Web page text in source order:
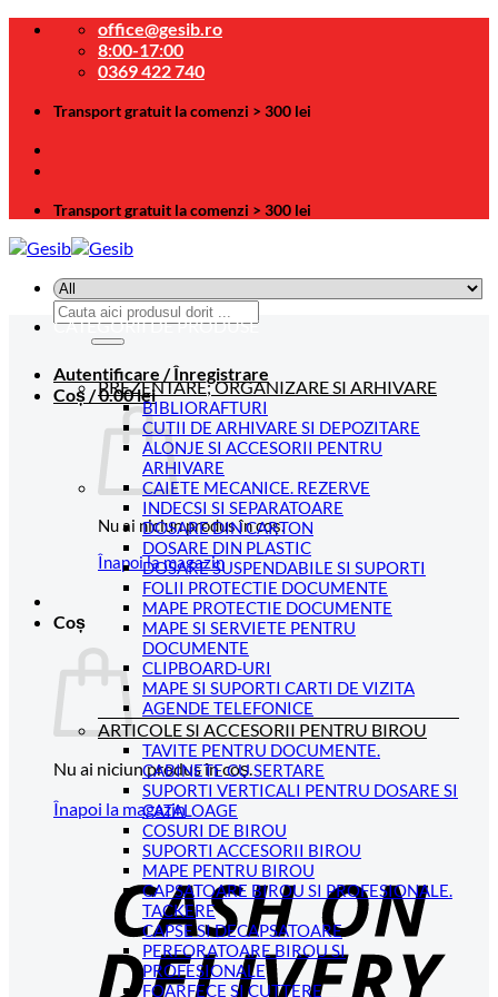
Skip
office@gesib.ro
8:00-17:00
0369 422 740
Transport gratuit la comenzi > 300 lei
Transport gratuit la comenzi > 300 lei
Caută
după:
Autentificare / Înregistrare
Coș /0.00lei
Nu ai niciun produs în coș.
Înapoi la magazin
Coș
Nu ai niciun produs în coș.
Înapoi la magazin
CATEGORII DE PRODUSE
PREZENTARE; ORGANIZARE SI ARHIVARE
BIBLIORAFTURI
CUTII DE ARHIVARE SI DEPOZITARE
ALONJE SI ACCESORII PENTRU
ARHIVARE
CAIETE MECANICE. REZERVE
INDECSI SI SEPARATOARE
DOSARE DIN CARTON
DOSARE DIN PLASTIC
DOSARE SUSPENDABILE SI SUPORTI
FOLII PROTECTIE DOCUMENTE
MAPE PROTECTIE DOCUMENTE
MAPE SI SERVIETE PENTRU
DOCUMENTE
CLIPBOARD-URI
MAPE SI SUPORTI CARTI DE VIZITA
AGENDE TELEFONICE
ARTICOLE SI ACCESORII PENTRU BIROU
TAVITE PENTRU DOCUMENTE.
CABINETE CU SERTARE
SUPORTI VERTICALI PENTRU DOSARE SI
CATALOAGE
COSURI DE BIROU
SUPORTI ACCESORII BIROU
MAPE PENTRU BIROU
CAPSATOARE BIROU SI PROFESIONALE.
TACKERE
CAPSE SI DECAPSATOARE
PERFORATOARE BIROU SI
PROFESIONALE
FOARFECE SI CUTTERE